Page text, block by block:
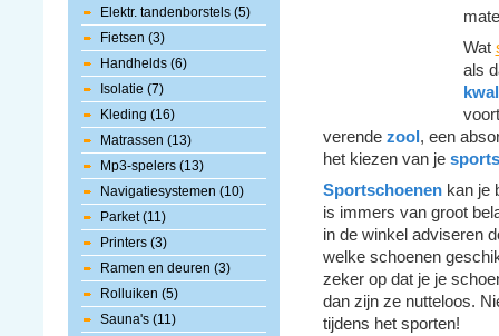
Elektr. tandenborstels (5)
Fietsen (3)
Handhelds (6)
Isolatie (7)
Kleding (16)
Matrassen (13)
Mp3-spelers (13)
Navigatiesystemen (10)
Parket (11)
Printers (3)
Ramen en deuren (3)
Rolluiken (5)
Sauna's (11)
Wat
als
verende zool , een
het kiezen van je
Sportschoenen kan je
is immers van groot
in de winkel adviseren
welke schoenen
zeker op dat je je
dan zijn ze nutteloos.
tijdens het sporten!